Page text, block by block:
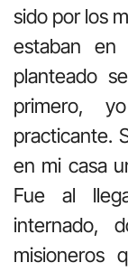
sido por los
estaban
planteado
primero,
practicante.
en mi casa
Fue al
internado,
misioneros